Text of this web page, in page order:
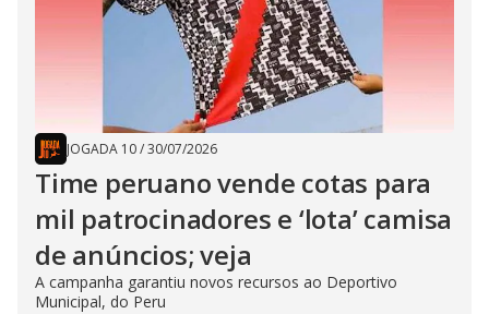
JOGADA 10/30/07/2026
Time peruano vende cotas para
mil patrocinadores e ‘lota’ camisa
de anúncios; veja
A campanha garantiu novos recursos ao Deportivo
Municipal, do Peru